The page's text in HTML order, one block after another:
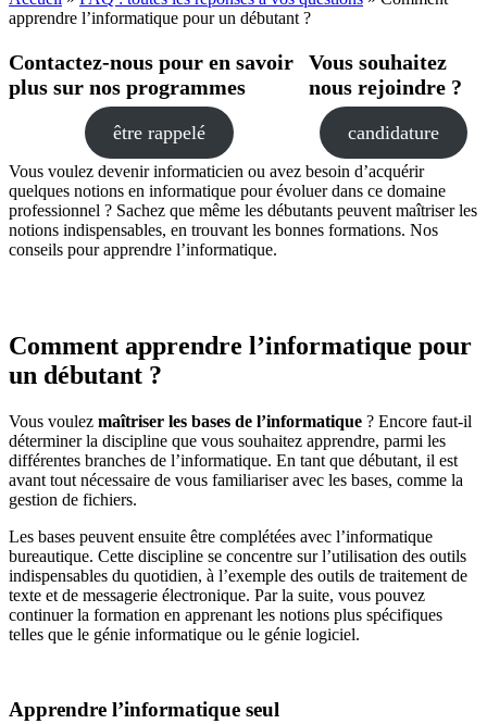
apprendre l’informatique pour un débutant ?
Contactez-nous pour en savoir
plus sur nos programmes
être rappelé
Vous souhaitez
nous rejoindre ?
candidature
Vous voulez devenir informaticien ou avez besoin d’acquérir
quelques notions en informatique pour évoluer dans ce domaine
professionnel ? Sachez que même les débutants peuvent maîtriser les
notions indispensables, en trouvant les bonnes formations. Nos
conseils pour apprendre l’informatique.
Comment apprendre l’informatique pour
un débutant ?
Vous voulez maîtriser les bases de l’informatique ? Encore faut-il
déterminer la discipline que vous souhaitez apprendre, parmi les
différentes branches de l’informatique. En tant que débutant, il est
avant tout nécessaire de vous familiariser avec les bases, comme la
gestion de fichiers.
Les bases peuvent ensuite être complétées avec l’informatique
bureautique. Cette discipline se concentre sur l’utilisation des outils
indispensables du quotidien, à l’exemple des outils de traitement de
texte et de messagerie électronique. Par la suite, vous pouvez
continuer la formation en apprenant les notions plus spécifiques
telles que le génie informatique ou le génie logiciel.
Apprendre l’informatique seul